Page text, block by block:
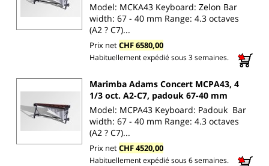
Model: MCKA43 Keyboard: Zelon Bar
width: 67 - 40 mm Range: 4.3 octaves
(A2 ? C7)...
Prix netCHF 6580,00
Habituellement expédié sous 3 semaines.
Marimba Adams Concert MCPA43, 4
1/3 oct. A2-C7, padouk 67-40 mm
Model: MCPA43 Keyboard: Padouk Bar
width: 67 - 40 mm Range: 4.3 octaves
(A2 ? C7)...
Prix netCHF 4520,00
Habituellement expédié sous 6 semaines.